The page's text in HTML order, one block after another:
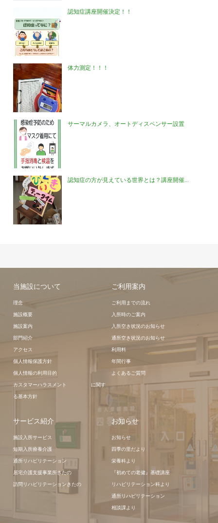
認知症講座開催決定！！
体力測定！！！
サーマルカメラ、オートディスペンサー設置
認知症の方が見えている世界とは？講座開催...
当施設について
理念
施設概要
施設案内
部門紹介
アクセス
個人情報保護方針
個人情報の利用目的
カスタマーハラスメント に関す
る基本方針
ご利用案内
ご利用までの流れ
入所時のご案内
入所空き状況のお知らせ
通所空き状況のお知らせ
利用料
年間行事
よくあるご質問
サービス紹介
施設入所サービス
短期入所療養介護
通所リハビリテーション
居宅介護支援事業所きたの
訪問リハビリテーションきたの
お知らせ
お知らせ
四季の里だより
栄養科より
『初めての老健』基礎講座
リハビリテーション科より
通所リハビリテーション
相談課より